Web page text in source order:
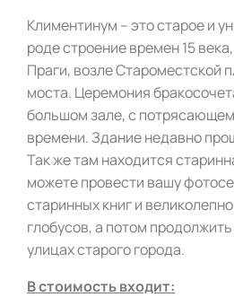
Климентинум – это старое и
роде строение времен 15
Праги, возле Староместской
моста. Церемония
большом зале, с
времени. Здание недавно
Так же там находится
можете провести вашу
старинных книг и
глобусов, а потом
улицах старого города.
В стоимость входит: